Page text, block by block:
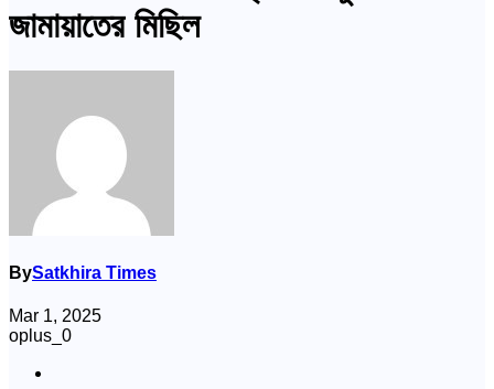
জামায়াতের মিছিল
BySatkhira Times
Mar 1, 2025
oplus_0